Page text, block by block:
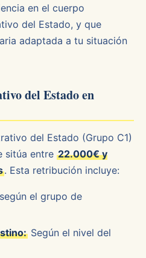
en el cuerpo
del Estado, y que
adaptada a tu situación
del Estado en
del Estado (Grupo C1)
sitúa entre 22.000€ y
. Esta retribución incluye:
el grupo de
Según el nivel del